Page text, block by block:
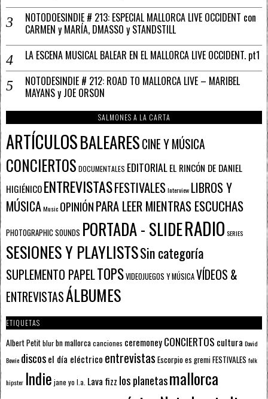
NOTODOESINDIE # 213: ESPECIAL MALLORCA LIVE OCCIDENT con
CARMEN y MARÍA, DMASSO y STANDSTILL
LA ESCENA MUSICAL BALEAR EN EL MALLORCA LIVE OCCIDENT. pt1
NOTODESINDIE # 212: ROAD TO MALLORCA LIVE – MARIBEL
MAYANS y JOE ORSON
SALMONES A LA CARTA
ARTÍCULOSBALEARESCINE Y MÚSICA
CONCIERTOS DOCUMENTALES EDITORIALEL RINCÓN DE DANIEL
HIGIÉNICOENTREVISTASFESTIVALESInterview LIBROS Y
MÚSICAMusic OPINIÓNPARA LEER MIENTRAS ESCUCHAS
PHOTOGRAPHIC SOUNDS PORTADA - SLIDERADIO SERIES
SESIONES Y PLAYLISTSSin categoría
SUPLEMENTO PAPELTOPSVIDEOJUEGOS Y MÚSICAVÍDEOS &
ENTREVISTASÁLBUMES
ETIQUETAS
Albert Petitblurbn mallorcacanciones ceremoneyCONCIERTOS cultura David
Bowie discosel día eléctrico entrevistas Escorpioes gremiFESTIVALES folk
hipster Indie jane yo l.a. Lava fizz los planetasmallorca